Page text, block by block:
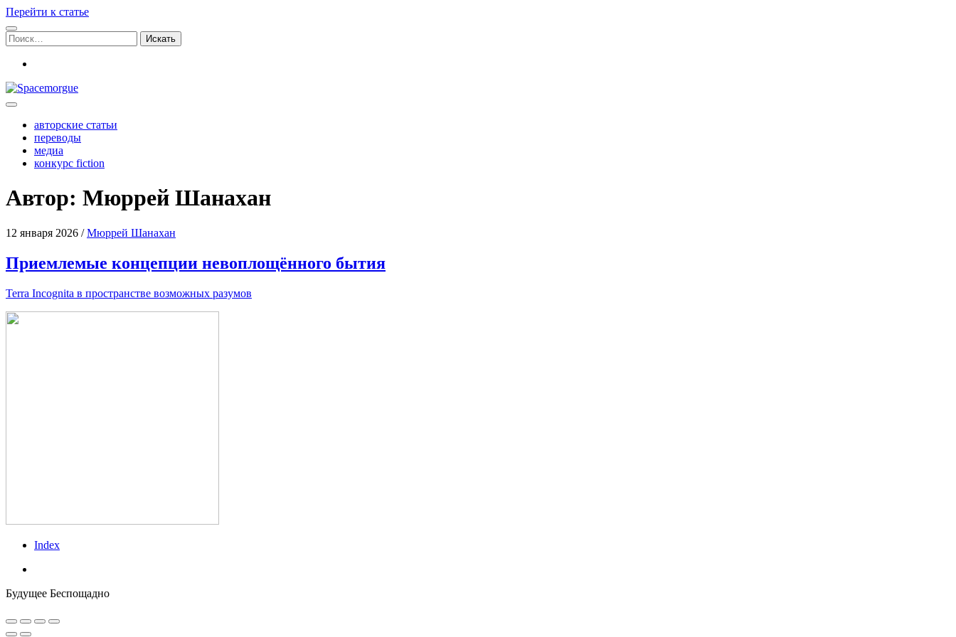
Перейти к статье
Поиск:
Spacemorgue
авторские статьи
переводы
медиа
конкурс fiction
Автор: Мюррей Шанахан
12 января 2026 /Мюррей Шанахан
Приемлемые концепции невоплощённого бытия
Terra Incognita в про­стран­стве воз­мож­ных разумов
Index
Будущее Беспощадно